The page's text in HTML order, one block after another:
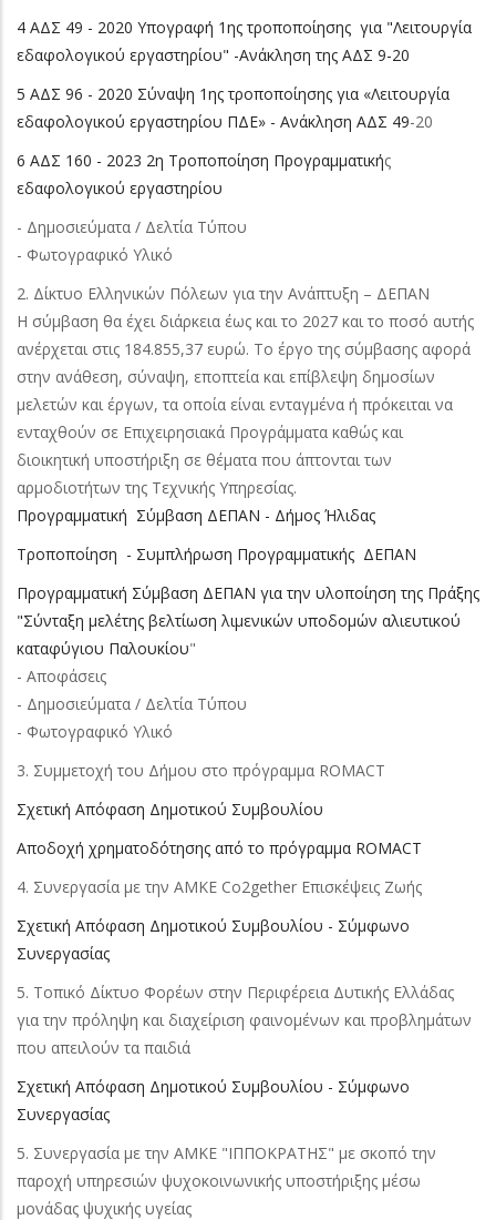
4 ΑΔΣ 49 - 2020 Υπογραφή 1ης τροποποίησης για "Λειτουργία
εδαφολογικού εργαστηρίου" -Ανάκληση της ΑΔΣ 9-20
5 ΑΔΣ 96 - 2020 Σύναψη 1ης τροποποίησης για «Λειτουργία
εδαφολογικού εργαστηρίου ΠΔΕ» - Ανάκληση ΑΔΣ 49-20
6 ΑΔΣ 160 - 2023 2η Τροποποίηση Προγραμματικής
εδαφολογικού εργαστηρίου
- Δημοσιεύματα / Δελτία Τύπου
- Φωτογραφικό Υλικό
2. Δίκτυο Ελληνικών Πόλεων για την Ανάπτυξη – ΔΕΠΑΝ
Η σύμβαση θα έχει διάρκεια έως και το 2027 και το ποσό αυτής
ανέρχεται στις 184.855,37 ευρώ. Το έργο της σύμβασης αφορά
στην ανάθεση, σύναψη, εποπτεία και επίβλεψη δημοσίων
μελετών και έργων, τα οποία είναι ενταγμένα ή πρόκειται να
ενταχθούν σε Επιχειρησιακά Προγράμματα καθώς και
διοικητική υποστήριξη σε θέματα που άπτονται των
αρμοδιοτήτων της Τεχνικής Υπηρεσίας.
Προγραμματική Σύμβαση ΔΕΠΑΝ - Δήμος Ήλιδας
Tροποποίηση - Συμπλήρωση Προγραμματικής ΔEΠAN
Προγραμματική Σύμβαση ΔΕΠΑΝ για την υλοποίηση της Πράξης
"Σύνταξη μελέτης βελτίωση λιμενικών υποδομών αλιευτικού
καταφύγιου Παλουκίου"
- Αποφάσεις
- Δημοσιεύματα / Δελτία Τύπου
- Φωτογραφικό Υλικό
3. Συμμετοχή του Δήμου στο πρόγραμμα RΟMACT
Σχετική Απόφαση Δημοτικού Συμβουλίου
Αποδοχή χρηματοδότησης από το πρόγραμμα ROMACT
4. Συνεργασία με την ΑΜΚΕ Co2gether Επισκέψεις Ζωής
Σχετική Απόφαση Δημοτικού Συμβουλίου - Σύμφωνο
Συνεργασίας
5. Τοπικό Δίκτυο Φορέων στην Περιφέρεια Δυτικής Ελλάδας
για την πρόληψη και διαχείριση φαινομένων και προβλημάτων
που απειλούν τα παιδιά
Σχετική Απόφαση Δημοτικού Συμβουλίου - Σύμφωνο
Συνεργασίας
5. Συνεργασία με την ΑΜΚΕ "ΙΠΠΟΚΡΑΤΗΣ" με σκοπό την
παροχή υπηρεσιών ψυχοκοινωνικής υποστήριξης μέσω
μονάδας ψυχικής υγείας